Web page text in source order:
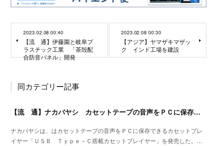
2023.02.08 00:40
【流 通】伊藤園と岐阜プ
ラスチック工業 「茶殻配
合防音パネル」開発
2023.02.08 00:30
【アジア】ヤマザキマザッ
ク インド工場を建設
同カテゴリー記事
【流 通】ナカバヤシ カセットテープの音声をＰＣに保存できるプレイヤーを発売
ナカバヤシは、はカセットテープの音声をＰＣに保存できるカセットプレ
イヤー「ＵＳＢ Ｔｙｐｅ－Ｃ搭載カセットプレイヤー」を発売した。…